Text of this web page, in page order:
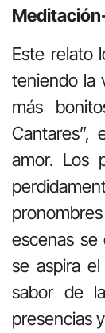
Este relato
teniendo la
más
Cantares”,
amor. Los
escenas se
se aspira
sabor de
presencias